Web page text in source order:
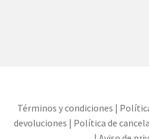
Términos y condiciones |
devoluciones | Política de